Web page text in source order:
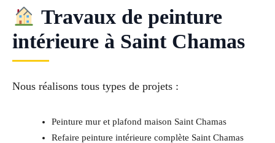
Travaux de peinture
intérieure à Saint Chamas
Nous réalisons tous types de projets :
Peinture mur et plafond maison Saint Chamas
Refaire peinture intérieure complète Saint Chamas